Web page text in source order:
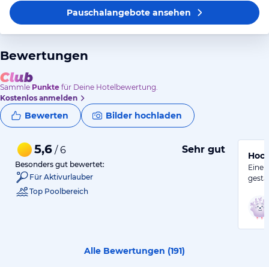
Pauschalangeboteansehen
Bewertungen
Sammle Punkte für Deine Hotelbewertung.
Kostenlos anmelden
Bewerten Bilder hochladen
5,6 / 6 Sehr gut
Besonders gut bewertet:
Für Aktivurlauber
Top Poolbereich
Eine
Alle Bewertungen (191)